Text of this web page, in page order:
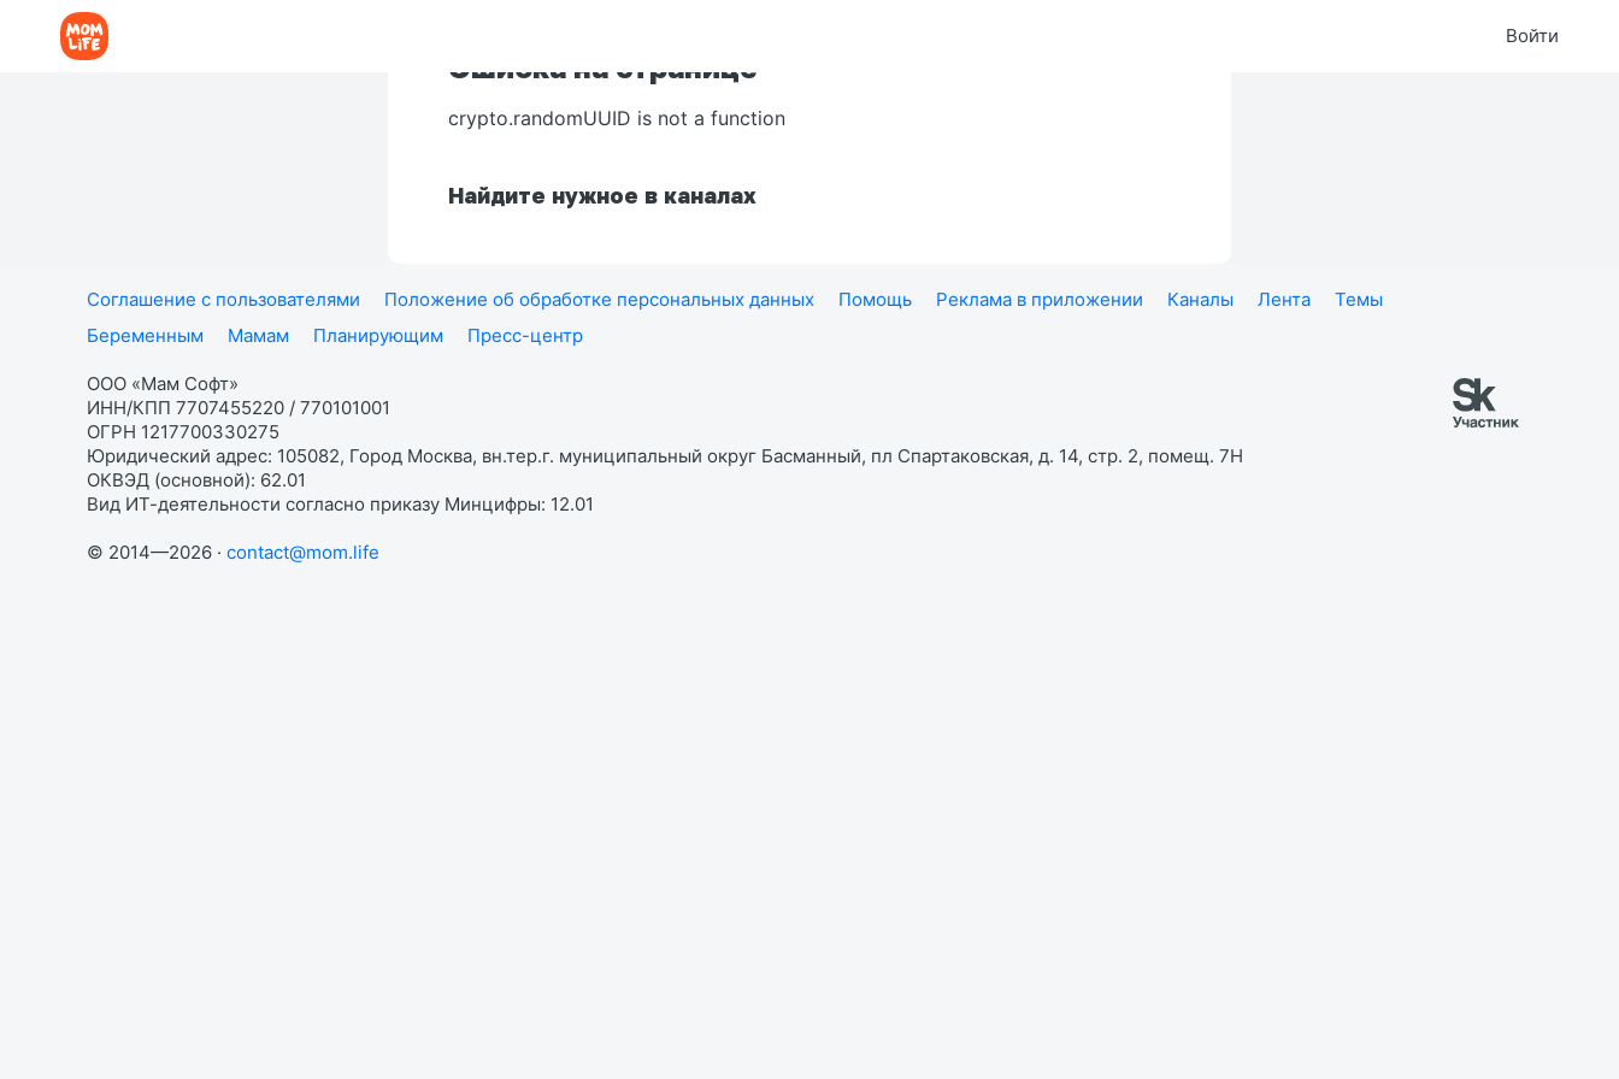
Войти
Ошибка на странице
crypto.randomUUID is not a function
Найдите нужное в каналах
Соглашение с пользователями Положение об обработке персональных данных Помощь Реклама в приложении Каналы Лента
Темы
Беременным
Мамам Планирующим Пресс-центр
ООО «Мам Софт»
ИНН/КПП 7707455220 / 770101001
ОГРН 1217700330275
Юридический адрес: 105082, Город Москва, вн.тер.г. муниципальный округ Басманный, пл Спартаковская, д. 14, стр. 2, помещ. 7Н
ОКВЭД (основной): 62.01
Вид ИТ-деятельности согласно приказу Минцифры: 12.01
© 2014—2026 · contact@mom.life